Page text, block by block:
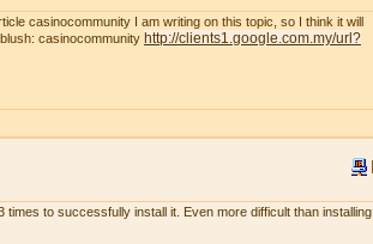
casinocommunity I am writing on this topic, so I think it will
casinocommunity http://clients1.google.com.my/url?
to successfully install it. Even more difficult than installing